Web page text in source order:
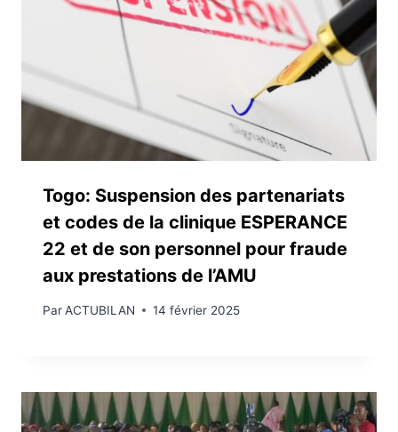
Togo: Suspension des partenariats
et codes de la clinique ESPERANCE
22 et de son personnel pour fraude
aux prestations de l’AMU
ParACTUBILAN 14 février 2025